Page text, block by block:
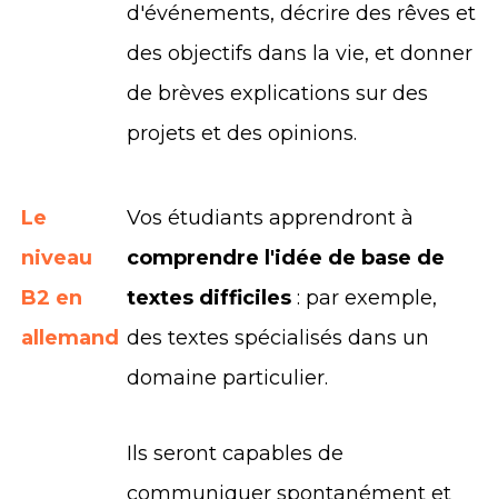
d'événements, décrire des rêves et
des objectifs dans la vie, et donner
de brèves explications sur des
projets et des opinions.
Le
niveau
B2 en
allemand
Vos étudiants apprendront à
comprendre l'idée de base de
textes difficiles : par exemple,
des textes spécialisés dans un
domaine particulier.
Ils seront capables de
communiquer spontanément et